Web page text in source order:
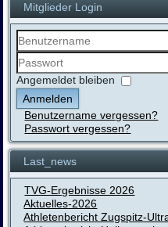
Mitglieder Login
Benutzername
Passwort
Angemeldet bleiben
Anmelden
Benutzername vergessen?
Passwort vergessen?
Last_news
TVG-Ergebnisse 2026
Aktuelles-2026
Athletenbericht Zugspitz-